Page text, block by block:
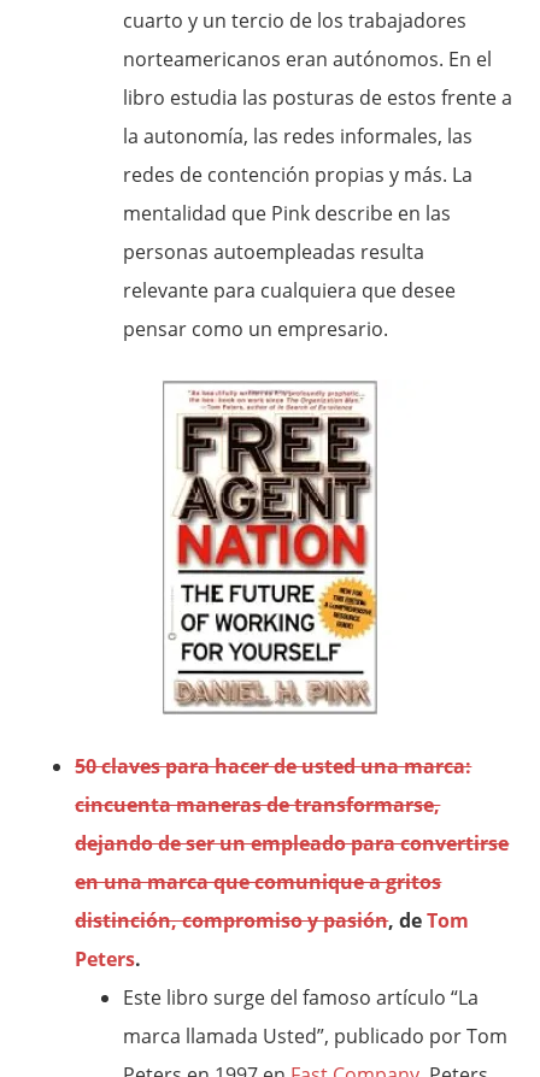
cuarto y un tercio de los trabajadores
norteamericanos eran autónomos. En el
libro estudia las posturas de estos frente a
la autonomía, las redes informales, las
redes de contención propias y más. La
mentalidad que Pink describe en las
personas autoempleadas resulta
relevante para cualquiera que desee
pensar como un empresario.
50 claves para hacer de usted una marca:
cincuenta maneras de transformarse,
dejando de ser un empleado para convertirse
en una marca que comunique a gritos
distinción, compromiso y pasión, deTom
Peters.
Este libro surge del famoso artículo “La
marca llamada Usted”, publicado por Tom